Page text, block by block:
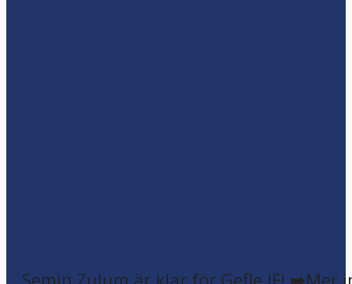
Semin Zulum är klar för Gefle IF! ➡️Mer